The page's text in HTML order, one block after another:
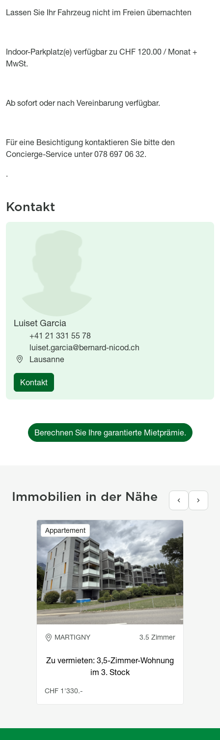
Object description
Lassen Sie Ihr Fahrzeug nicht im Freien übernachten
Indoor-Parkplatz(e) verfügbar zu CHF 120.00 / Monat +
MwSt.
Ab sofort oder nach Vereinbarung verfügbar.
Für eine Besichtigung kontaktieren Sie bitte den
Concierge-Service unter 078 697 06 32.
.
Kontakt
Luiset Garcia
+41 21 331 55 78
luiset.garcia@bernard-nicod.ch
Lausanne
Kontakt
Berechnen Sie Ihre garantierte Mietprämie.
Immobilien in der Nähe
Appartement
Image
MARTIGNY 3.5 Zimmer
Zu vermieten: 3,5-Zimmer-Wohnung
im 3. Stock
CHF 1'330.-